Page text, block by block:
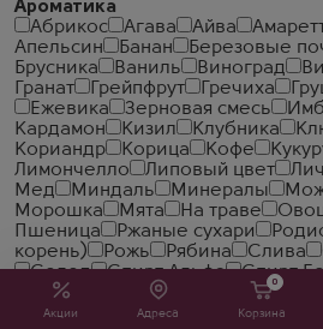
Акции Адреса
0
Корзина
Ароматика
Абрикос
Агава Айва
Апельсин
Банан Березовые
Брусника
Ваниль Виноград
Гранат
Грейпфрут Гречиха
Ежевика
Зерновая смесь
Кардамон
Кизил Клубника
Кориандр
Корица Кофе
Лимончелло
Липовый цвет
Мед
Миндаль Минералы
Морошка
Мята На траве
Пшеница
Ржаные сухари
корень)
Рожь Рябина Слива
Солод
Спирт Альфа Спирт
Тмин
Тутовник
Хрен
Хурма Цветки бузины